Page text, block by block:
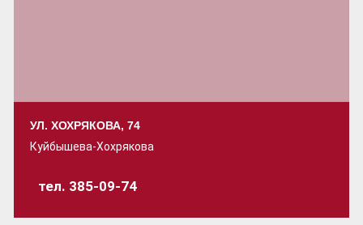
УЛ. ХОХРЯКОВА, 74
Куйбышева-Хохрякова
тел. 385-09-74